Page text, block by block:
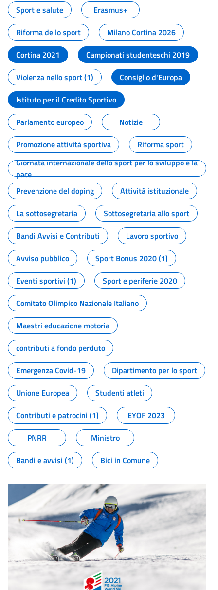
Sport e salute
Erasmus+
Riforma dello sport
Milano Cortina 2026
Cortina 2021
Campionati studenteschi 2019
Violenza nello sport (1)
Consiglio d'Europa
Istituto per il Credito Sportivo
Parlamento europeo
Notizie
Promozione attività sportiva
Riforma sport
Giornata internazionale dello sport per lo sviluppo e la
pace
Prevenzione del doping
Attività istituzionale
La sottosegretaria
Sottosegretaria allo sport
Bandi Avvisi e Contributi
Lavoro sportivo
Avviso pubblico
Sport Bonus 2020 (1)
Eventi sportivi (1)
Sport e periferie 2020
Comitato Olimpico Nazionale Italiano
Maestri educazione motoria
contributi a fondo perduto
Emergenza Covid-19
Dipartimento per lo sport
Unione Europea
Studenti atleti
Contributi e patrocini (1)
EYOF 2023
PNRR
Ministro
Bandi e avvisi (1)
Bici in Comune